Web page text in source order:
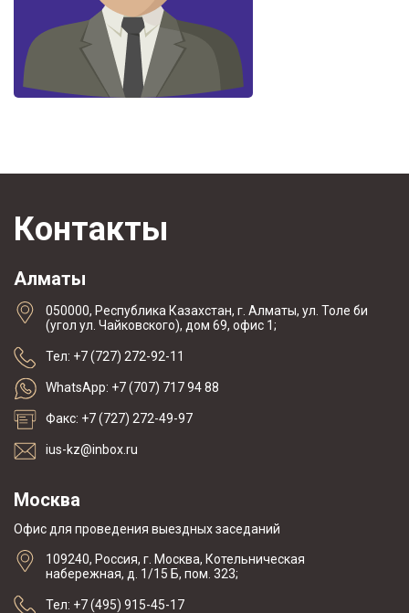
Контакты
Алматы
050000, Республика Казахстан, г. Алматы, ул. Толе би
(угол ул. Чайковского), дом 69, офис 1;
Тел: +7 (727) 272-92-11
WhatsApp: +7 (707) 717 94 88
Факс: +7 (727) 272-49-97
ius-kz@inbox.ru
Москва
Офис для проведения выездных заседаний
109240, Россия, г. Москва, Котельническая
набережная, д. 1/15 Б, пом. 323;
Тел: +7 (495) 915-45-17